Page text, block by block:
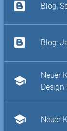
Blog:
Blog:
school
Neuer
school Neuer